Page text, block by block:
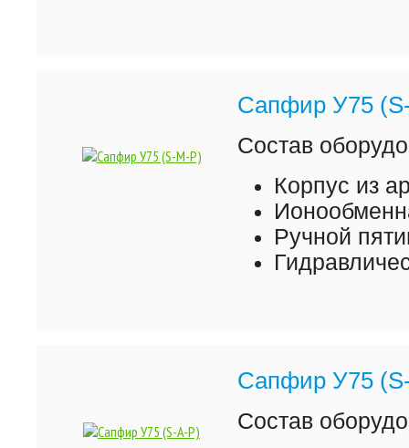
Сапфир У75
Состав
Корпус из
Ручной
Сапфир У75
Состав